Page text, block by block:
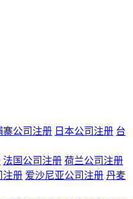
寨公司注册 日本公司注册 台
法国公司注册 荷兰公司注册
注册 爱沙尼亚公司注册 丹麦